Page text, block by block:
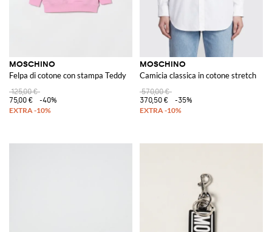
MOSCHINO
Felpa di cotone con stampa Teddy
125,00 €
75,00 €
-40%
MOSCHINO
Camicia classica in cotone stretch
570,00 €
370,50 €
-35%